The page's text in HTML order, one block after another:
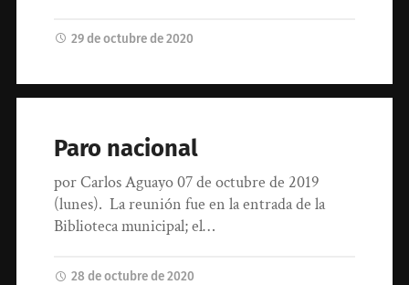
29 de octubre de 2020
Paro nacional
por Carlos Aguayo 07 de octubre de 2019
(lunes). La reunión fue en la entrada de la
Biblioteca municipal; el…
28 de octubre de 2020